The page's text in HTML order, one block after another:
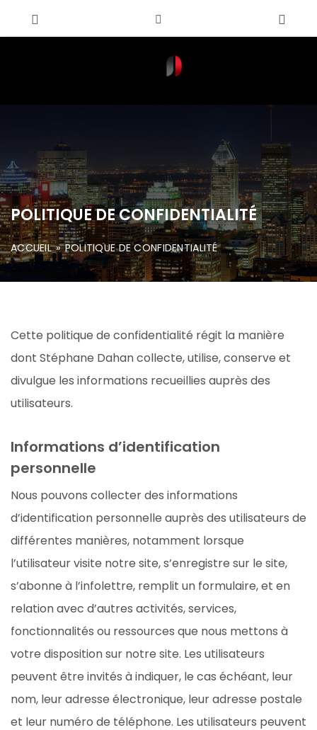
POLITIQUE DE CONFIDENTIALITÉ
ACCUEIL » POLITIQUE DE CONFIDENTIALITÉ
Cette politique de confidentialité régit la manière
dont Stéphane Dahan collecte, utilise, conserve et
divulgue les informations recueillies auprès des
utilisateurs.
Informations d’identification
personnelle
Nous pouvons collecter des informations
d’identification personnelle auprès des utilisateurs de
différentes manières, notamment lorsque
l’utilisateur visite notre site, s’enregistre sur le site,
s’abonne à l’infolettre, remplit un formulaire, et en
relation avec d’autres activités, services,
fonctionnalités ou ressources que nous mettons à
votre disposition sur notre site. Les utilisateurs
peuvent être invités à indiquer, le cas échéant, leur
nom, leur adresse électronique, leur adresse postale
et leur numéro de téléphone. Les utilisateurs peuvent